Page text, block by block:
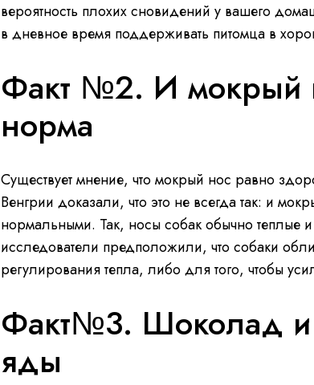
вероятность плохих сновидений у вашего
в дневное время поддерживать питомца в
Факт №2. И мокрый
норма
Существует мнение, что мокрый нос равно
Венгрии доказали, что это не всегда так: и
нормальными. Так, носы собак обычно теплые и
исследователи предположили, что собаки
регулирования тепла, либо для того, чтобы
Факт№3. Шоколад и
яды